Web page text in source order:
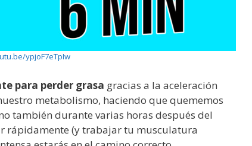
ypjoF7eTpIw
para perder grasa gracias a la aceleración
metabolismo, haciendo que quememos
también durante varias horas después del
rápidamente (y trabajar tu musculatura